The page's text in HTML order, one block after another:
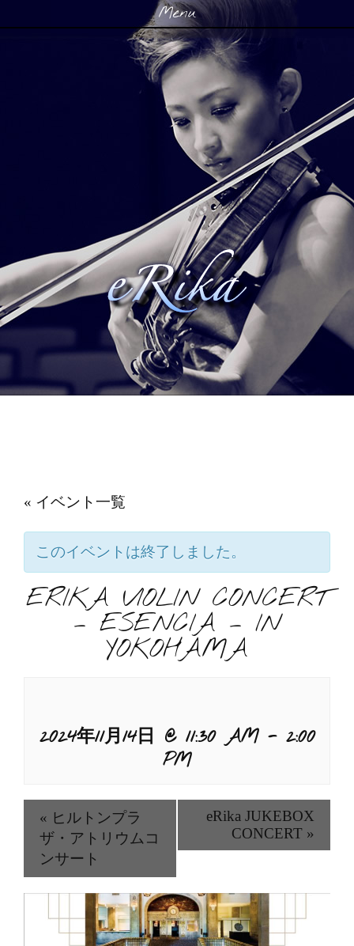
Menu
« イベント一覧
このイベントは終了しました。
ERIKA VIOLIN CONCERT
– ESENCIA – IN
YOKOHAMA
2024年11月14日 @ 11:30 AM- 2:00
PM
« ヒルトンプラ
ザ・アトリウムコ
ンサート
eRika JUKEBOX
CONCERT »